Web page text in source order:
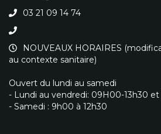
03 21 09 14 74
NOUVEAUX HORAIRES
au contexte sanitaire)
Ouvert du lundi au samedi
- Lundi au vendredi: 09H00-13h30
- Samedi : 9h00 à 12h30